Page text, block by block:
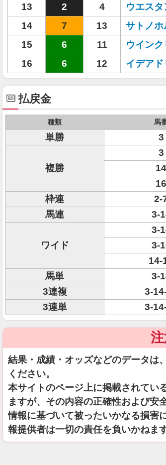
13
2 4 ウエス
14
7 13 サトノホ
15
6 11 ウイン
16
6 12 イデアド
払戻金
種類 馬
単勝 3
複勝
3
14
16
枠連
2-
馬連
3-
ワイド
3-
3-
14-
馬単
3-
3連複
3-
3連単
3-
結果・成績・オッズなどのデータは
ください。
本サイトのページ上に掲載されてい
ますが、その内容の正確性および安
情報に基づいて被ったいかなる損害
報提供者は一切の責任を負いかねます